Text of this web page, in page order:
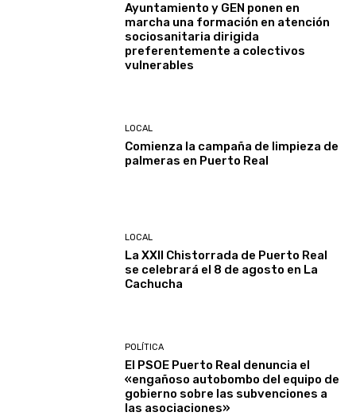
Ayuntamiento y GEN ponen en
marcha una formación en atención
sociosanitaria dirigida
preferentemente a colectivos
vulnerables
LOCAL
Comienza la campaña de limpieza de
palmeras en Puerto Real
LOCAL
La XXII Chistorrada de Puerto Real
se celebrará el 8 de agosto en La
Cachucha
POLÍTICA
El PSOE Puerto Real denuncia el
«engañoso autobombo del equipo de
gobierno sobre las subvenciones a
las asociaciones»